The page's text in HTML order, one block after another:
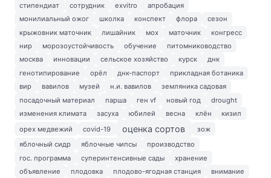
стипендиат
сотрудник exvitro
апробация
монилиальный ожог
школка конспект флора
сезон
крыжовник маточник
лишайник мох маточник
конгресс
нир
морозоустойчивость обучение
питомниководство
москва
инновации сельское хозяйство курск
днк
генотипирование
орёл днк-паспорт
прикладная ботаника
вир
вавилов музей н.и. вавилов
земляника садовая
посадочный материал
парша ген vf новый год
drought
изменения климата
засуха юбилей весна клён
кизил
орех медвежий
covid-19 оценка сортов
зож
яблочный сидр
яблочные чипсы
производство
гос. программа
суперинтенсивные сады
хранение
объявление
плодовка плодово-ягодная станция
внимание